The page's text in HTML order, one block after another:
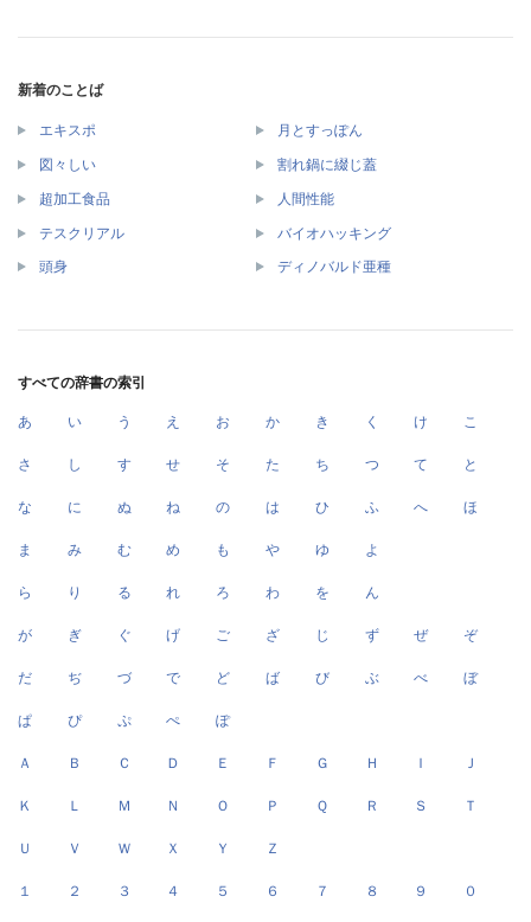
新着のことば
エキスポ 月とすっぽん
図々しい 割れ鍋に綴じ蓋
超加工食品 人間性能
テスクリアル バイオハッキング
頭身 ディノバルド亜種
すべての辞書の索引
あ い う え お か き く け こ
さ し す せ そ た ち つ て と
な に ぬ ね の は ひ ふ へ ほ
ま み む め も や ゆ よ
ら り る れ ろ わ を ん
が ぎ ぐ げ ご ざ じ ず ぜ ぞ
だ ぢ づ で ど ば び ぶ べ ぼ
ぱ ぴ ぷ ぺ ぽ
Ａ Ｂ Ｃ Ｄ Ｅ Ｆ Ｇ Ｈ Ｉ Ｊ
Ｋ Ｌ Ｍ Ｎ Ｏ Ｐ Ｑ Ｒ Ｓ Ｔ
Ｕ Ｖ Ｗ Ｘ Ｙ Ｚ
１ ２ ３ ４ ５ ６ ７ ８ ９ ０